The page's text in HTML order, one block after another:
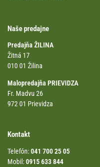
Naše predajne
Predajňa ŽILINA
Žitná 17
010 01 Žilina
Malopredajňa PRIEVIDZA
Fr. Madvu 26
972 01 Prievidza
Kontakt
Telefón:041 700 25 05
Mobil:0915 633 844